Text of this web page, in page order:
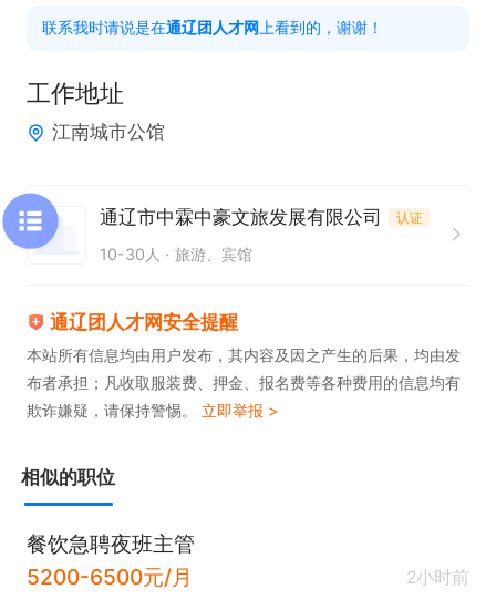
联系我时请说是在通辽团人才网 上看到的，谢谢！
工作地址
江南城市公馆
通辽市中霖中豪文旅发展有限公司 认证
10-30人 旅游、宾馆
通辽团人才网安全提醒
本站所有信息均由用户发布，其内容及因之产生的后果，均由发
布者承担；凡收取服装费、押金、报名费等各种费用的信息均有
欺诈嫌疑，请保持警惕。 立即举报 >
相似的职位
餐饮急聘夜班主管
5200-6500元/月
2小时前